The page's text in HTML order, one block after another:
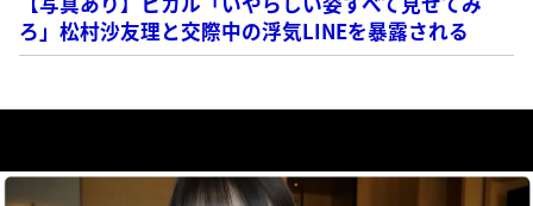
ろ」松村沙友理と交際中の浮気LINEを暴露される